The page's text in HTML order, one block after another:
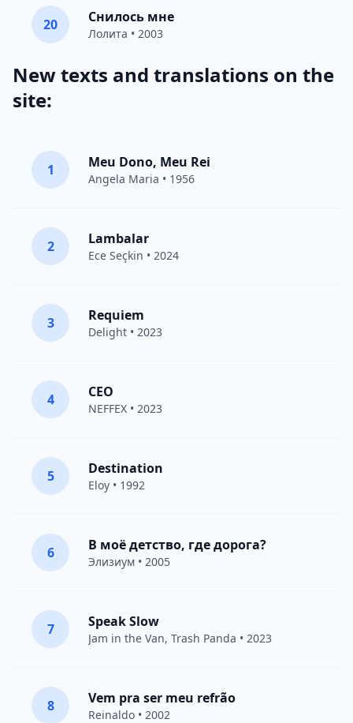
20 Снилось мне
Лолита • 2003
New texts and translations on the
site:
1 Meu Dono, Meu Rei
Angela Maria • 1956
2 Lambalar
Ece Seçkin • 2024
3 Requiem
Delight • 2023
4 CEO
NEFFEX • 2023
5 Destination
Eloy • 1992
6 В моё детство, где дорога?
Элизиум • 2005
7 Speak Slow
Jam in the Van, Trash Panda • 2023
8 Vem pra ser meu refrão
Reinaldo • 2002